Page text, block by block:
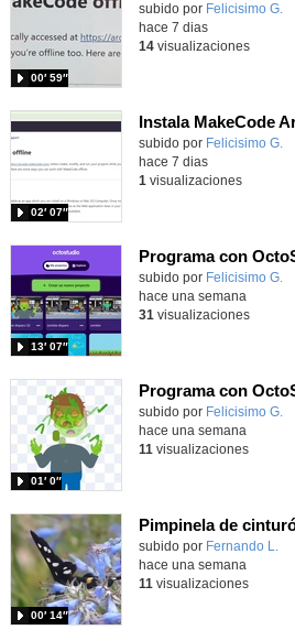
Contenido educativo.
subido por Felicisimo G.
00′ 59″
hace 7 dias
14visualizaciones
Contenido educativo.
subido por Felicisimo G.
02′ 07″
hace 7 dias
1 visualizaciones
Contenido educativo.
subido por Felicisimo G.
13′ 07″
hace una semana
31 visualizaciones
Contenido educativo.
subido por Felicisimo G.
01′ 0″
hace una semana
11 visualizaciones
Contenido educativo.
subido por Fernando L.
00′ 14″
hace una semana
11 visualizaciones